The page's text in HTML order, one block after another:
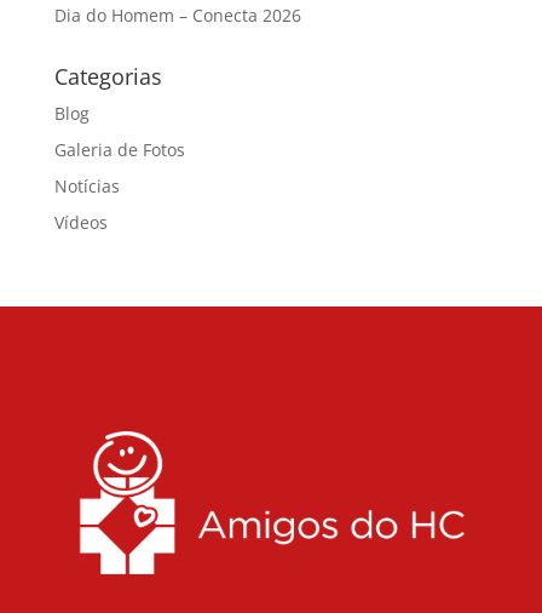
Dia do Homem – Conecta 2026
Categorias
Blog
Galeria de Fotos
Notícias
Vídeos